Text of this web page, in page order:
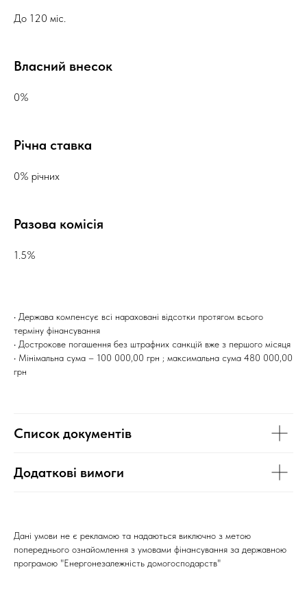
До 120 міс.
Власний внесок
0%
Річна ставка
0% річних
Разова комісія
1.5%
• Держава компенсує всі нараховані відсотки протягом всього
терміну фінансування
• Дострокове погашення без штрафних санкцій вже з першого місяця
• Мінімальна сума – 100 000,00 грн ; максимальна сума 480 000,00
грн
Список документів
Додаткові вимоги
Дані умови не є рекламою та надаються виключно з метою
попереднього ознайомлення з умовами фінансування за державною
програмою "Енергонезалежність домогосподарств"